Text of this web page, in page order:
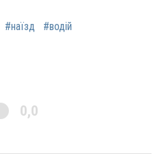
#наїзд #водій
0,0